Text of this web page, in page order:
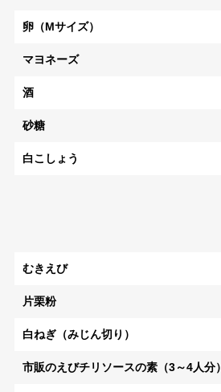
卵（Mサイズ）
マヨネーズ
酒
砂糖
白こしょう
むきえび
片栗粉
白ねぎ（みじん切り）
市販のえびチリソースの素（3～4人分）